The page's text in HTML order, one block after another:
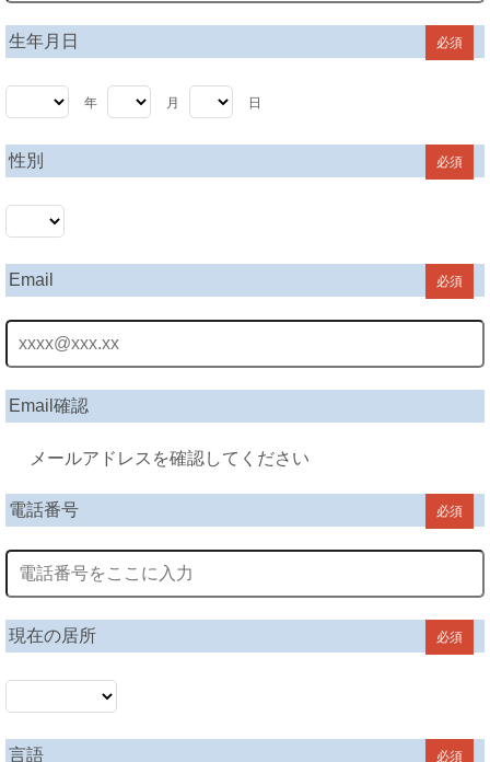
生年月日 必須
年 月 日
性別 必須
Email 必須
Email確認
メールアドレスを確認してください
電話番号 必須
現在の居所 必須
言語 必須